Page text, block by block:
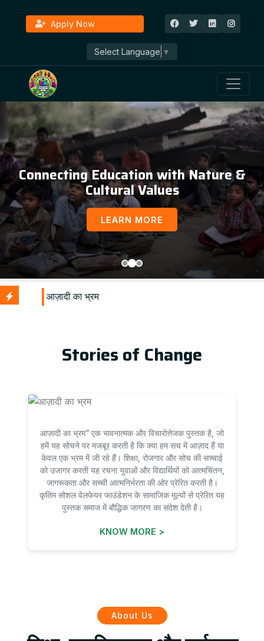
Apply Now
Select Language ▼
Connecting Education with Nature &
Cultural Values
LEARN MORE
Stories of Change
आज़ादी का भ्रम” एक भावनात्मक और विचारोत्तेजक पुस्तक है, जो
हमें यह सोचने पर मजबूर करती है कि क्या हम सच में आज़ाद हैं या
केवल एक भ्रम में जी रहे हैं। शिक्षा, रोजगार और सोच की सच्चाई
को उजागर करती यह रचना युवाओं और विद्यार्थियों को आत्मचिंतन,
जागरूकता और सच्ची आत्मनिर्भरता की ओर प्रेरित करती है।
कृतिम सोशल वेलफेयर फाउंडेशन के सामाजिक मूल्यों से प्रेरित यह
पुस्तक समाज में बौद्धिक जागरण का संदेश देती है।
KNOW MORE >
About Us